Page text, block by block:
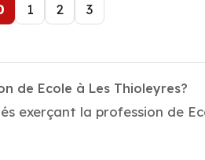
1 2 3
de Ecole à Les Thioleyres?
exerçant la profession de